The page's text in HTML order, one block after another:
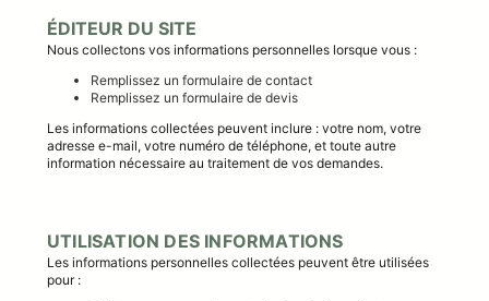
ÉDITEUR DU SITE
Nous collectons vos informations personnelles lorsque vous :
Remplissez un formulaire de contact
Remplissez un formulaire de devis
Les informations collectées peuvent inclure : votre nom, votre
adresse e-mail, votre numéro de téléphone, et toute autre
information nécessaire au traitement de vos demandes.
UTILISATION DES INFORMATIONS
Les informations personnelles collectées peuvent être utilisées
pour :